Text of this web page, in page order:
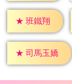
★ 班鐵翔
★ 司馬玉嬌